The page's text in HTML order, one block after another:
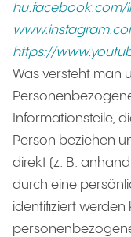
hu.facebook.com/
https://
Was versteht man
Informationsteile,
Person beziehen
direkt (z. B.
durch eine
identifiziert werden